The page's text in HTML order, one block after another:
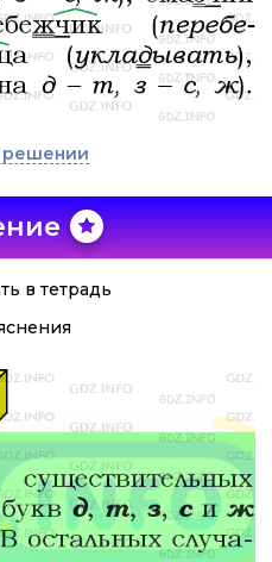
решении
в тетрадь